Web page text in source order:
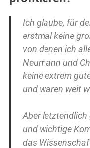
Ich glaube, für
erstmal keine
von denen ich
Neumann und
keine extrem
und waren weit
Aber letztendlich
und wichtige
das